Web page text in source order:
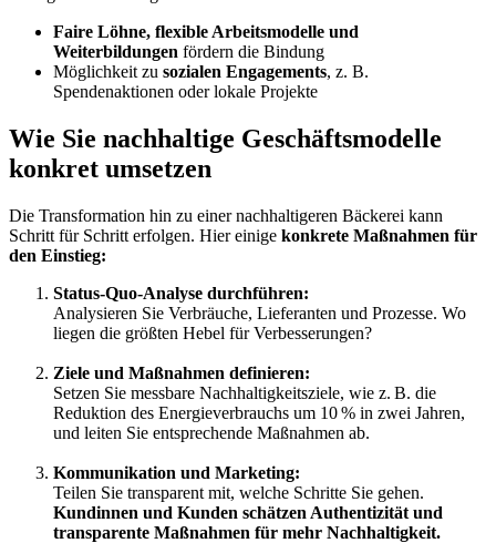
Faire Löhne, flexible Arbeitsmodelle und
Weiterbildungen fördern die Bindung
Möglichkeit zu sozialen Engagements, z. B.
Spendenaktionen oder lokale Projekte
Wie Sie nachhaltige Geschäftsmodelle
konkret umsetzen
Die Transformation hin zu einer nachhaltigeren Bäckerei kann
Schritt für Schritt erfolgen. Hier einige konkrete Maßnahmen für
den Einstieg:
Status-Quo-Analyse durchführen:
Analysieren Sie Verbräuche, Lieferanten und Prozesse. Wo
liegen die größten Hebel für Verbesserungen?
Ziele und Maßnahmen definieren:
Setzen Sie messbare Nachhaltigkeitsziele, wie z. B. die
Reduktion des Energieverbrauchs um 10 % in zwei Jahren,
und leiten Sie entsprechende Maßnahmen ab.
Kommunikation und Marketing:
Teilen Sie transparent mit, welche Schritte Sie gehen.
Kundinnen und Kunden schätzen Authentizität und
transparente Maßnahmen für mehr Nachhaltigkeit.